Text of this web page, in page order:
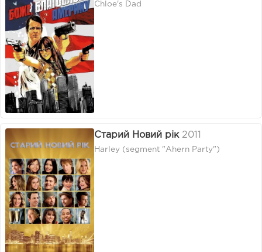
Chloe's Dad
Старий Новий рік 2011
Harley (segment "Ahern Party")